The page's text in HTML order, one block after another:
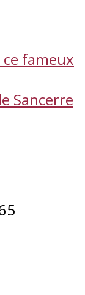
ce fameux
Sancerre